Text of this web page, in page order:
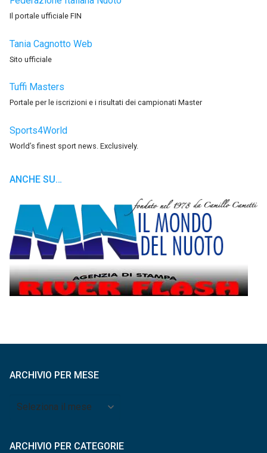
Il portale ufficiale FIN
Tania Cagnotto Web
Sito ufficiale
Tuffi Masters
Portale per le iscrizioni e i risultati dei campionati Master
Sports4World
World’s finest sport news. Exclusively.
ANCHE SU…
ARCHIVIO PER MESE
Archivio
ARCHIVIO PER CATEGORIE